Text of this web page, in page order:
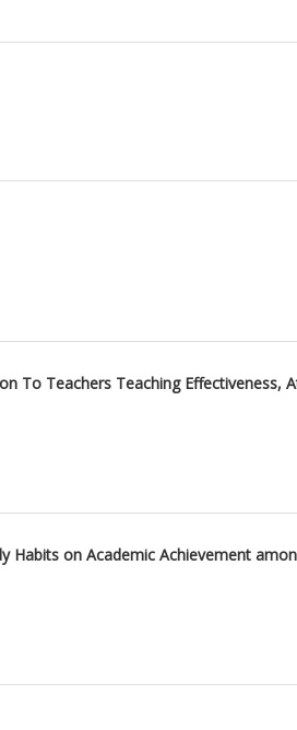
To Teachers Teaching Effectiveness,
on Academic Achievement